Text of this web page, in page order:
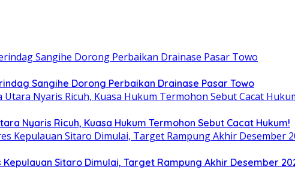
Sangihe Dorong Perbaikan Drainase Pasar Towo
Nyaris Ricuh, Kuasa Hukum Termohon Sebut Cacat Hukum!
Sitaro Dimulai, Target Rampung Akhir Desember